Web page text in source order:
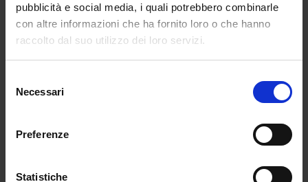
pubblicità e social media, i quali potrebbero combinarle
con altre informazioni che ha fornito loro o che hanno
raccolto dal suo utilizzo dei loro servizi.
delNecessari
Preferenze
Statistiche
e romantica: abiti trasparenti ricamati di stelle e
costellazioni trasformano le modelle in creature
celesti.